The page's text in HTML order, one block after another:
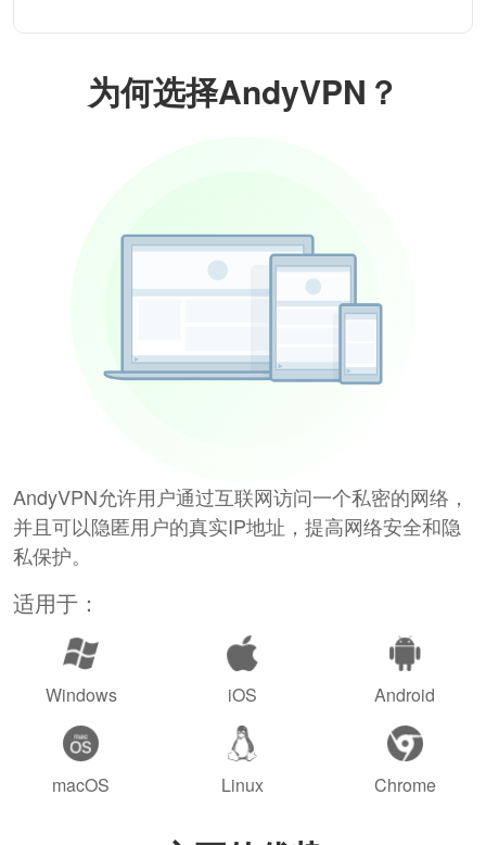
为何选择AndyVPN？
AndyVPN允许用户通过互联网访问一个私密的网络，
并且可以隐匿用户的真实IP地址，提高网络安全和隐
私保护。
适用于：
Windows iOS Android
macOS Linux Chrome